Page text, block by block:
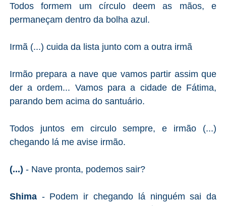
Todos formem um círculo deem as mãos, e
permaneçam dentro da bolha azul.
Irmã (...) cuida da lista junto com a outra irmã
Irmão prepara a nave que vamos partir assim que
der a ordem... Vamos para a cidade de Fátima,
parando bem acima do santuário.
Todos juntos em circulo sempre, e irmão (...)
chegando lá me avise irmão.
(...) - Nave pronta, podemos sair?
Shima- Podem ir chegando lá ninguém sai da